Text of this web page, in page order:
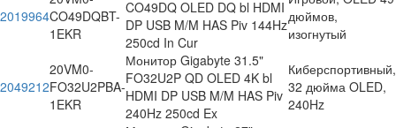
2019964CO49DQBT-
1EKR
CO49DQ OLED DQ bl HDMI
DP USB M/M HAS Piv 144Hz
250cd In Cur
дюймов,
изогнутый
2049212
20VM0-
FO32U2PBA-
1EKR
Монитор Gigabyte 31.5"
FO32U2P QD OLED 4K bl
HDMI DP USB M/M HAS Piv
240Hz 250cd Ex
Киберспортивный,
32 дюйма OLED,
240Hz